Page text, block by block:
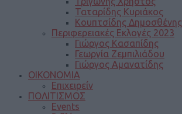
Ταταρίδης Κυριάκος
Κουπτσίδης Δημοσθένης
Περιφερειακές Εκλογές 2023
Γιώργος Κασαπίδης
Γεωργία Ζεμπιλιάδου
Γιώργος Αμανατίδης
ΟΙΚΟΝΟΜΙΑ
Επιχειρείν
ΠΟΛΙΤΙΣΜΟΣ
Events